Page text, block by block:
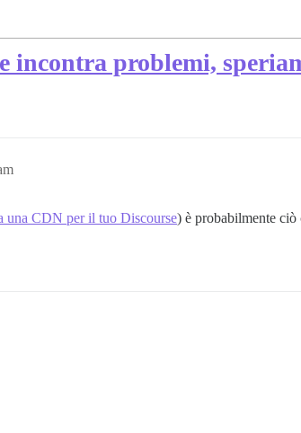
incontra problemi,
una CDN per il tuo Discourse) è probabilmente ciò